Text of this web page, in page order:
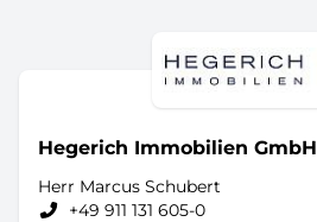
Hegerich Immobilien GmbH
Herr Marcus Schubert
+49 911 131 605-0